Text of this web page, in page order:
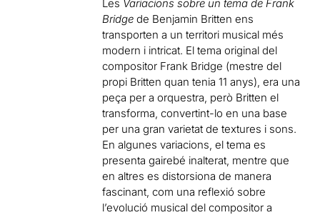
Les Variacions sobre un tema de Frank
Bridge de Benjamin Britten ens
transporten a un territori musical més
modern i intricat. El tema original del
compositor Frank Bridge (mestre del
propi Britten quan tenia 11 anys), era una
peça per a orquestra, però Britten el
transforma, convertint-lo en una base
per una gran varietat de textures i sons.
En algunes variacions, el tema es
presenta gairebé inalterat, mentre que
en altres es distorsiona de manera
fascinant, com una reflexió sobre
l’evolució musical del compositor a